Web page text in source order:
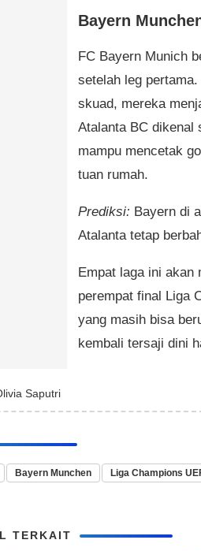
Bayern
FC Bayern Munich
setelah leg
skuad, mereka
Atalanta BC dikenal
mampu mencetak
tuan rumah.
Prediksi: Bayern di
Atalanta tetap
Empat laga ini akan
perempat final Liga
yang masih bisa
kembali tersaji dini
Saputri
Bayern Munchen Liga Champions
TERKAIT